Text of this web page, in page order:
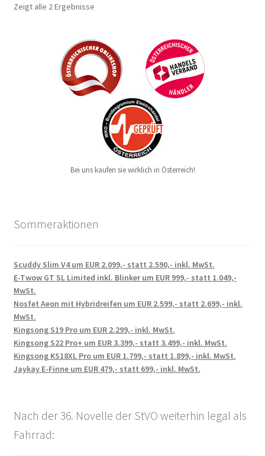
Zeigt alle 2 Ergebnisse
Bei uns kaufen sie wirklich in Österreich!
Sommeraktionen
Scuddy Slim V4 um EUR 2.099,- statt 2.590,- inkl. MwSt.
E-Twow GT SL Limited inkl. Blinker um EUR 999,- statt 1.049,-
MwSt.
Nosfet Aeon mit Hybridreifen um EUR 2.599,- statt 2.699,- inkl.
MwSt.
Kingsong S19 Pro um EUR 2.299,- inkl. MwSt.
Kingsong S22 Pro+ um EUR 3.399,- statt 3.499,- inkl. MwSt.
Kingsong KS18XL Pro um EUR 1.799,- statt 1.899,- inkl. MwSt.
Jaykay E-Finne um EUR 479,- statt 699,- inkl. MwSt.
Nach der 36. Novelle der StVO weiterhin legal als
Fahrrad: